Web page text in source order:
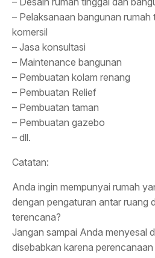
– Pelaksanaan bangunan rumah
komersil
– Jasa konsultasi
– Maintenance bangunan
– Pembuatan kolam renang
– Pembuatan Relief
– Pembuatan taman
– Pembuatan gazebo
– dll.
Catatan:
Anda ingin mempunyai rumah
dengan pengaturan antar ruang
terencana?
Jangan sampai Anda menyesal
disebabkan karena